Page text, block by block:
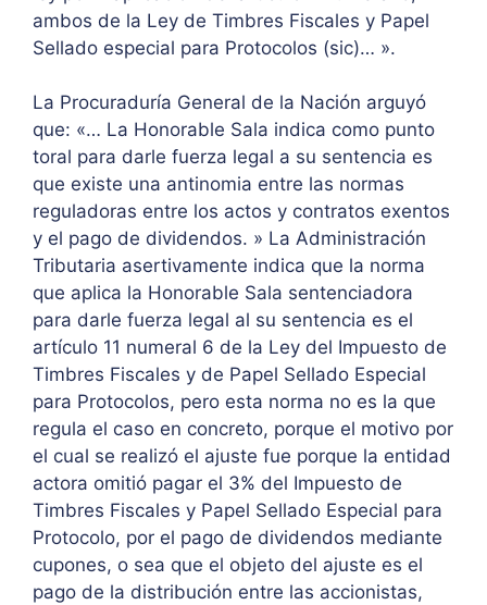
ambos de la Ley de Timbres Fiscales y Papel
Sellado especial para Protocolos (sic)… ».
La Procuraduría General de la Nación arguyó
que: «… La Honorable Sala indica como punto
toral para darle fuerza legal a su sentencia es
que existe una antinomia entre las normas
reguladoras entre los actos y contratos exentos
y el pago de dividendos. » La Administración
Tributaria asertivamente indica que la norma
que aplica la Honorable Sala sentenciadora
para darle fuerza legal al su sentencia es el
artículo 11 numeral 6 de la Ley del Impuesto de
Timbres Fiscales y de Papel Sellado Especial
para Protocolos, pero esta norma no es la que
regula el caso en concreto, porque el motivo por
el cual se realizó el ajuste fue porque la entidad
actora omitió pagar el 3% del Impuesto de
Timbres Fiscales y Papel Sellado Especial para
Protocolo, por el pago de dividendos mediante
cupones, o sea que el objeto del ajuste es el
pago de la distribución entre las accionistas,